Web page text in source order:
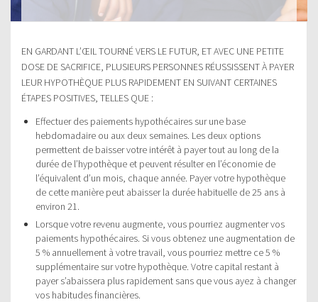
EN GARDANT L’ŒIL TOURNÉ VERS LE FUTUR, ET AVEC UNE PETITE
DOSE DE SACRIFICE, PLUSIEURS PERSONNES RÉUSSISSENT À PAYER
LEUR HYPOTHÈQUE PLUS RAPIDEMENT EN SUIVANT CERTAINES
ÉTAPES POSITIVES, TELLES QUE :
Effectuer des paiements hypothécaires sur une base
hebdomadaire ou aux deux semaines. Les deux options
permettent de baisser votre intérêt à payer tout au long de la
durée de l’hypothèque et peuvent résulter en l’économie de
l’équivalent d’un mois, chaque année. Payer votre hypothèque
de cette manière peut abaisser la durée habituelle de 25 ans à
environ 21.
Lorsque votre revenu augmente, vous pourriez augmenter vos
paiements hypothécaires. Si vous obtenez une augmentation de
5 % annuellement à votre travail, vous pourriez mettre ce 5 %
supplémentaire sur votre hypothèque. Votre capital restant à
payer s’abaissera plus rapidement sans que vous ayez à changer
vos habitudes financières.